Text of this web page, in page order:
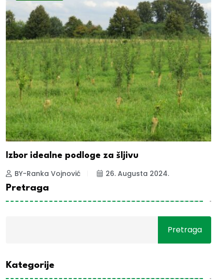
Izbor idealne podloge za šljivu
BY-Ranka Vojnović
26. Augusta 2024.
Pretraga
Pretraga
Kategorije